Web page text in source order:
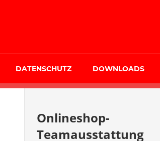
DATENSCHUTZ DOWNLOADS
Onlineshop-
Teamausstattung